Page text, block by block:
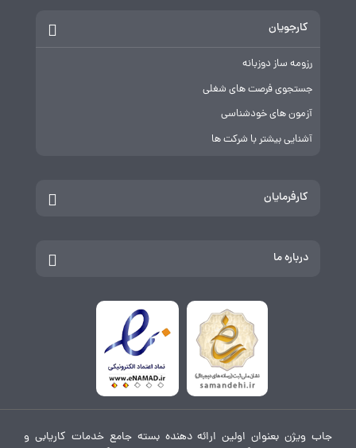
کارجویان
رزومه ساز دوزبانه
جستجوی فرصت های شغلی
آزمون های خودشناسی
آشنایی بیشتر با شرکت ها
کارفرمایان
درباره ما
جاب ویژن بعنوان اولین ارائه دهنده بسته جامع خدمات کاریابی و